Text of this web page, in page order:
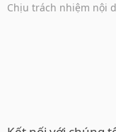
Chịu trách nhiệm nội